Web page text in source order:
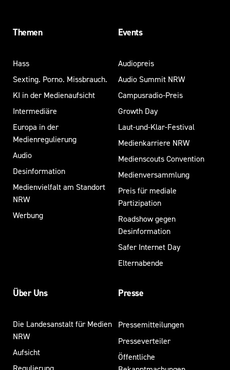
Themen
Hass
Sexting. Porno. Missbrauch.
KI in der Medienaufsicht
Intermediäre
Europa in der
Medienregulierung
Audio
Desinformation
Medienvielfalt am Standort
NRW
Werbung
Events
Audiopreis
Audio Summit NRW
Campusradio-Preis
Growth Day
Laut-und-Klar-Festival
Medienkarriere NRW
Medienscouts Convention
Medienversammlung
Preis für mediale
Partizipation
Roadshow gegen
Desinformation
Safer Internet Day
Elternabende
Über Uns
Die Landesanstalt für Medien
NRW
Aufsicht
Presse
Pressemitteilungen
Presseverteiler
Öffentliche